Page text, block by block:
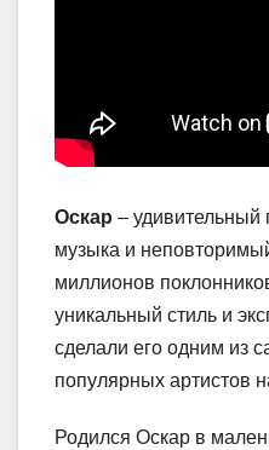
Оскар – удивительный
музыка и
миллионов
уникальный стиль и
сделали его одним из
популярных артистов
Родился Оскар в